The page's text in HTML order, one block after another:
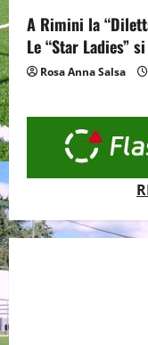
A Rimini la
Le “Star Ladies”
Rosa Anna Salsa